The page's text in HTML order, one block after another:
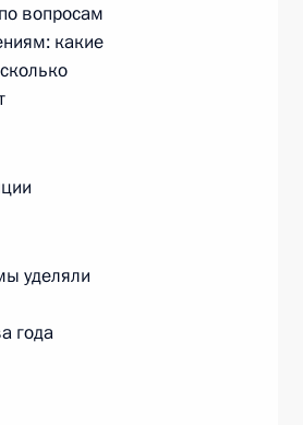
9
вопросам
какие
уделяли
года